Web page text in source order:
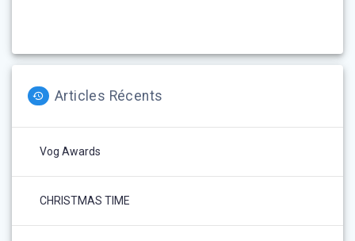
Articles Récents
Vog Awards
CHRISTMAS TIME